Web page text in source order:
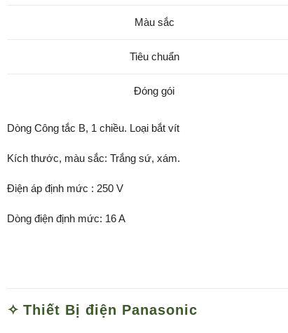
Màu sắc
Tiêu chuẩn
Đóng gói
Dòng Công tắc B, 1 chiều. Loại bắt vít
Kích thước, màu sắc: Trắng sứ, xám.
Điện áp định mức : 250 V
Dòng điện định mức: 16 A
Thiết Bị điện Panasonic